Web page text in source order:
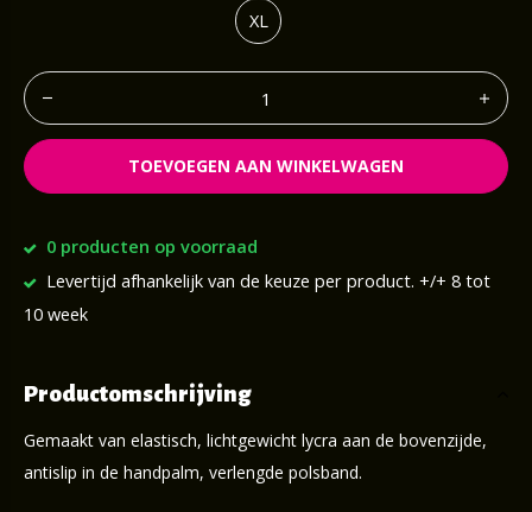
XL
TOEVOEGEN AAN WINKELWAGEN
0 producten op voorraad
Levertijd afhankelijk van de keuze per product. +/+ 8 tot
10 week
Productomschrijving
Gemaakt van elastisch, lichtgewicht lycra aan de bovenzijde,
antislip in de handpalm, verlengde polsband.